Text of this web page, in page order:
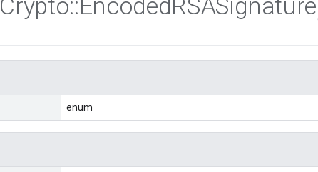
Crypto::EncodedRSASignature
enum